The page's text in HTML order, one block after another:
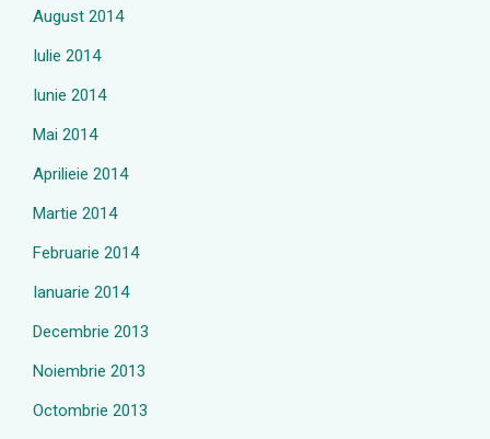
August 2014
Iulie 2014
Iunie 2014
Mai 2014
Aprilieie 2014
Martie 2014
Februarie 2014
Ianuarie 2014
Decembrie 2013
Noiembrie 2013
Octombrie 2013